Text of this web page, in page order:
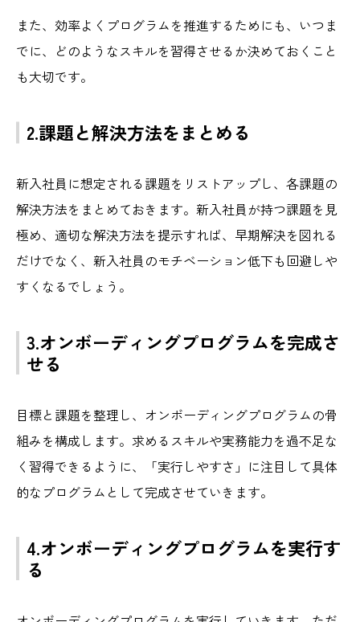
また、効率よくプログラムを推進するためにも、いつま
でに、どのようなスキルを習得させるか決めておくこと
も大切です。
2.課題と解決方法をまとめる
新入社員に想定される課題をリストアップし、各課題の
解決方法をまとめておきます。新入社員が持つ課題を見
極め、適切な解決方法を提示すれば、早期解決を図れる
だけでなく、新入社員のモチベーション低下も回避しや
すくなるでしょう。
3.オンボーディングプログラムを完成さ
せる
目標と課題を整理し、オンボーディングプログラムの骨
組みを構成します。求めるスキルや実務能力を過不足な
く習得できるように、「実行しやすさ」に注目して具体
的なプログラムとして完成させていきます。
4.オンボーディングプログラムを実行す
る